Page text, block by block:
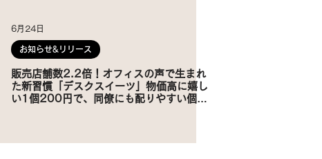
6月24日
お知らせ&リリース
販売店舗数2.2倍！オフィスの声で生まれ
た新習慣「デスクスイーツ」物価高に嬉し
い1個200円で、同僚にも配りやすい個包